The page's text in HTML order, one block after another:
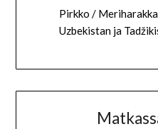
Pirkko / Meriharakka
Uzbekistan ja